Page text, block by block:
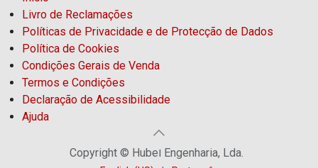
Livro de Reclamações
Políticas de Privacidade e de Protecção de Dados
Política de Cookies
Condições Gerais de Venda
Termos e Condições
Declaração de Acessibilidade
Ajuda
Copyright © Hubel Engenharia, Lda.